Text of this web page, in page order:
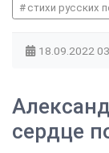
стихи русских
18.09.2022
сердце